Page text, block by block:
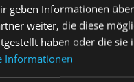
geben Informationen
weiter, die diese
haben oder die
Informationen